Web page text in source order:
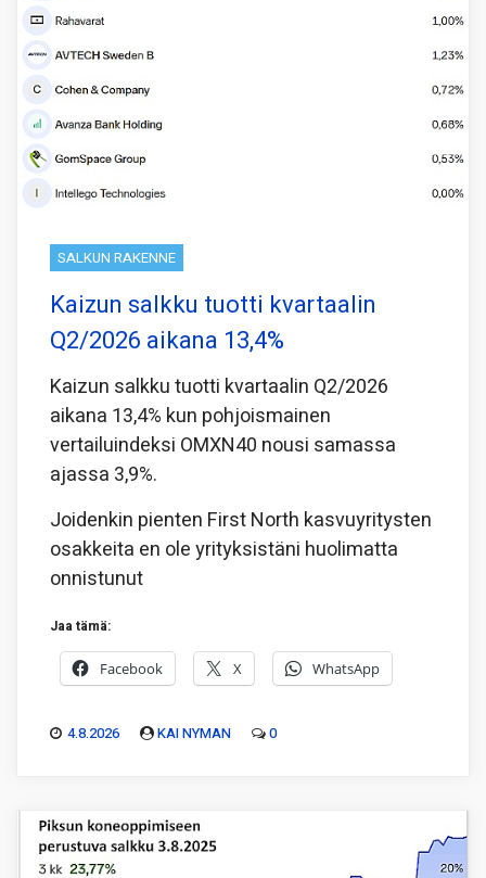
SALKUN RAKENNE
Kaizun salkku tuotti kvartaalin
Q2/2026 aikana 13,4%
Kaizun salkku tuotti kvartaalin Q2/2026
aikana 13,4% kun pohjoismainen
vertailuindeksi OMXN40 nousi samassa
ajassa 3,9%.
Joidenkin pienten First North kasvuyritysten
osakkeita en ole yrityksistäni huolimatta
onnistunut
Jaa tämä:
Facebook X WhatsApp
4.8.2026 KAI NYMAN 0